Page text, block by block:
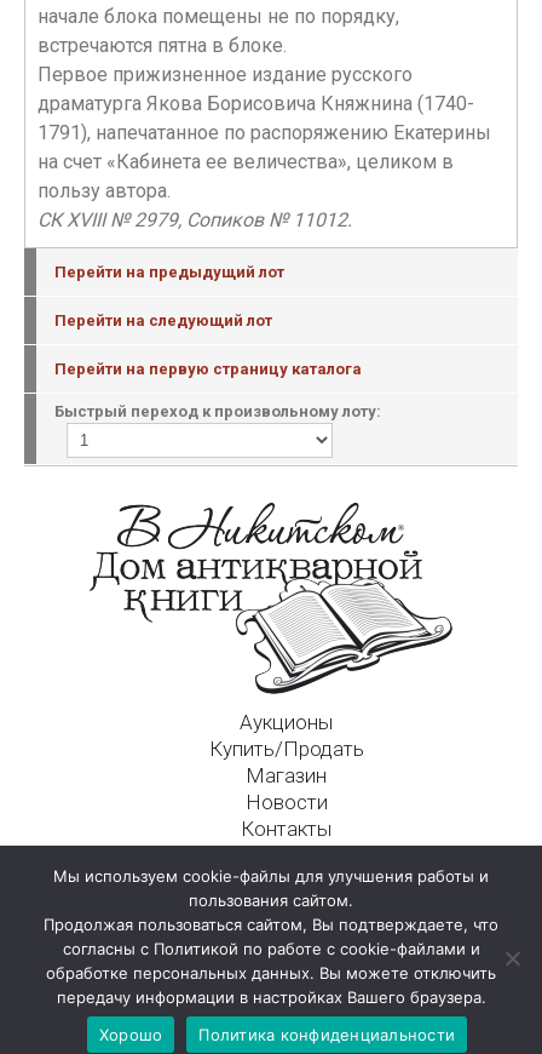
начале блока помещены не по порядку,
встречаются пятна в блоке.
Первое прижизненное издание русского
драматурга Якова Борисовича Княжнина (1740-
1791), напечатанное по распоряжению Екатерины
на счет «Кабинета ее величества», целиком в
пользу автора.
СК XVIII № 2979, Сопиков № 11012.
Перейти на предыдущий лот
Перейти на следующий лот
Перейти на первую страницу каталога
Быстрый переход к произвольному лоту:
Аукционы
Купить/Продать
Магазин
Новости
Контакты
125009, г. Москва, Никитский пер., д. 4а, стр. 1
Мы используем cookie-файлы для улучшения работы и
пользования сайтом.
Продолжая пользоваться сайтом, Вы подтверждаете, что
согласны с Политикой по работе с cookie-файлами и
обработке персональных данных. Вы можете отключить
передачу информации в настройках Вашего браузера.
Хорошо
Политика конфиденциальности